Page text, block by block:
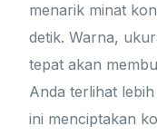
menarik minat
detik. Warna,
tepat akan
Anda terlihat
ini menciptakan